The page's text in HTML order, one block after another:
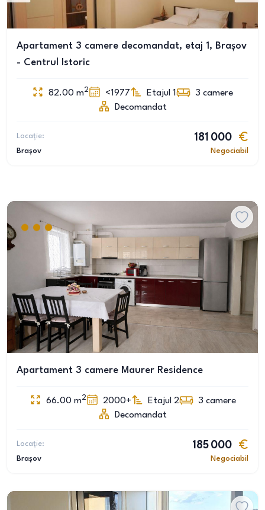
Apartament 3 camere decomandat, etaj 1, Brașov
- Centrul Istoric
82.00 m2 <1977 Etajul 1 3 camere
Decomandat
Locație:
Brașov
181 000
Negociabil
Apartament 3 camere Maurer Residence
66.00 m2 2000+ Etajul 2 3 camere
Decomandat
Locație:
Brașov
185 000
Negociabil